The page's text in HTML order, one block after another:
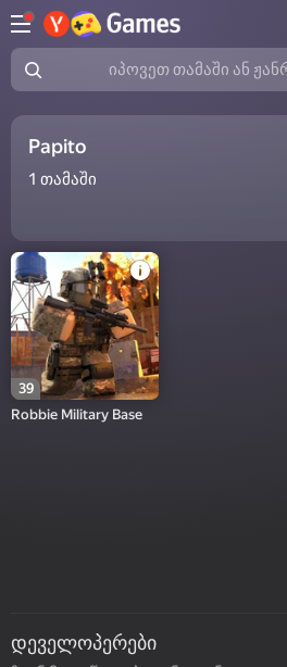
იპოვეთ თამაში ან ჟანრი
Papito
1 თამაში
39
Robbie Military Base
დეველოპერები